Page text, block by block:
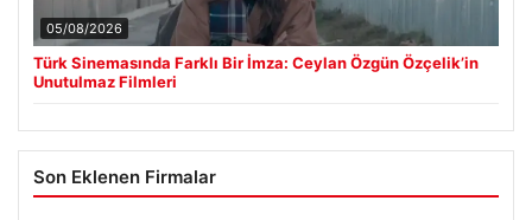
05/08/2026
Türk Sinemasında Farklı Bir İmza: Ceylan Özgün Özçelik’in
Unutulmaz Filmleri
Son Eklenen Firmalar